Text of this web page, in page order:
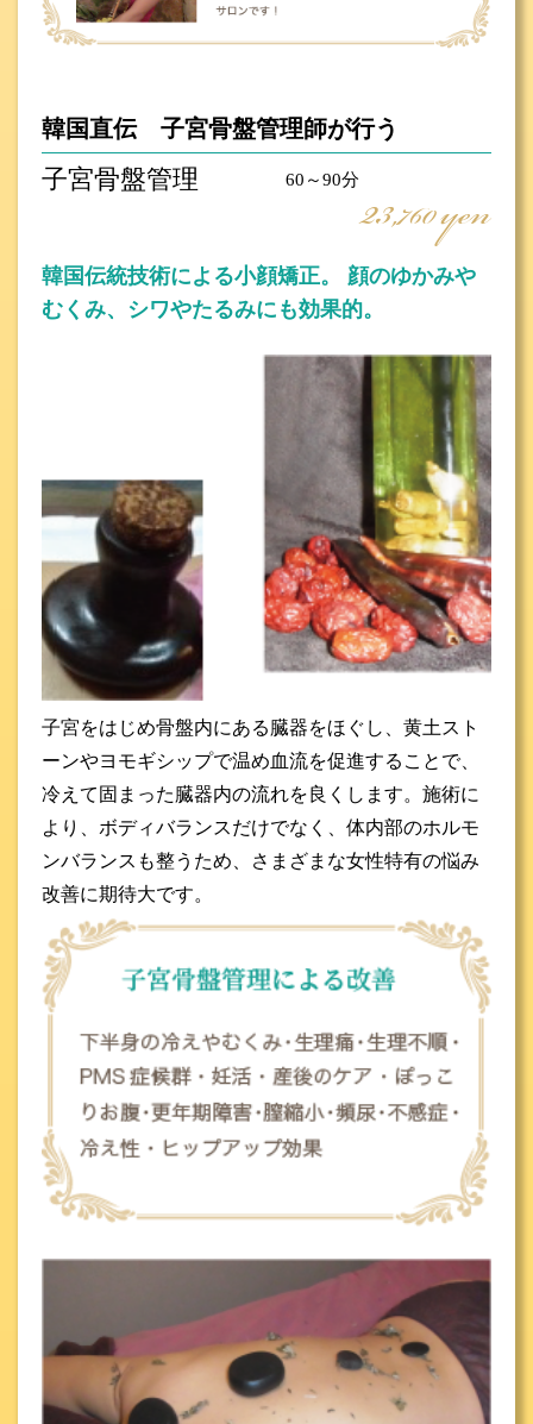
韓国直伝 子宮骨盤管理師が行う
子宮骨盤管理 60～90分23,760yen
韓国伝統技術による小顔矯正。 顔のゆかみや
むくみ、シワやたるみにも効果的。
子宮をはじめ骨盤内にある臓器をほぐし、黄土スト
ーンやヨモギシップで温め血流を促進することで、
冷えて固まった臓器内の流れを良くします。施術に
より、ボディバランスだけでなく、体内部のホルモ
ンバランスも整うため、さまざまな女性特有の悩み
改善に期待大です。